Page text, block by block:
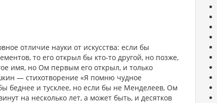
отличие науки от искусства: если бы
то его открыл бы кто-то другой, но позже,
имя, но Ом первым его открыл, и только
— стихотворение «Я помню чудное
беднее и тусклее, но если бы не Менделеев, Ом
на несколько лет, а может быть, и десятков